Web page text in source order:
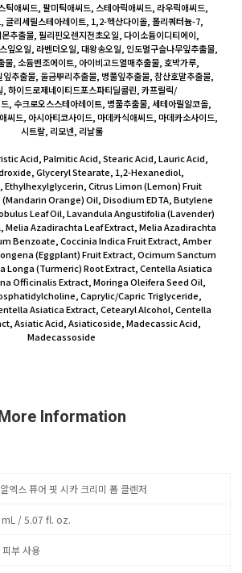
틱애씨드, 팔미틱애씨드, 스테아릭애씨드, 라우릭애씨드,
글리세릴스테아레이트, 1,2-헥산다이올, 폴리쿼터늄-7,
추출물, 필리핀오렌지전초오일, 다이소듐이디티에이,
잎오일, 라벤더오일, 대왕송오일, 인도멀구슬나무잎추출물,
물, 소듐벤조에이트, 아이비고드열매추출물, 호박가루,
추출물, 울금뿌리추출물, 병풀잎추출물, 참산호말추출물,
, 하이드로제네이티드포스파티딜콜린, 카프릴릭/
, 수크로오스스테아레이트, 병풀추출물, 세테아릴알코올,
씨드, 아시아티코사이드, 마데카식애씨드, 마데카소사이드,
시트랄, 리모넨, 리날룰
Acid, Palmitic Acid, Stearic Acid, Lauric Acid,
Glyceryl Stearate, 1,2-Hexanediol,
Citrus Limon (Lemon) Fruit
Orange) Oil, Disodium EDTA, Butylene
Leaf Oil, Lavandula Angustifolia (Lavender)
Melia Azadirachta Leaf Extract, Melia Azadirachta
Benzoate, Coccinia Indica Fruit Extract, Amber
(Eggplant) Fruit Extract, Ocimum Sanctum
Longa (Turmeric) Root Extract, Centella Asiatica
Officinalis Extract, Moringa Oleifera Seed Oil,
Caprylic/Capric Triglyceride,
Asiatica Extract, Cetearyl Alcohol, Centella
Asiatic Acid, Asiaticoside, Madecassic Acid,
Madecassoside
Information
엑스 퓨어 핏 시카 크리미 폼 클렌저
/ 5.07 fl. oz.
피부 사용